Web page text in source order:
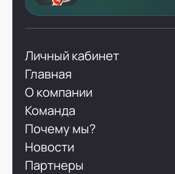
Личный кабинет
Главная
О компании
Команда
Почему мы?
Новости
Партнеры